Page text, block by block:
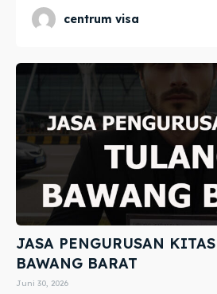
centrum visa
JASA PENGURUSAN
BAWANG BARAT
Juni 30, 2026